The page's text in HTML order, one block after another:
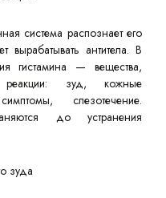
система распознает его
вырабатывать антитела. В
гистамина — вещества,
реакции: зуд, кожные
слезотечение.
до устранения